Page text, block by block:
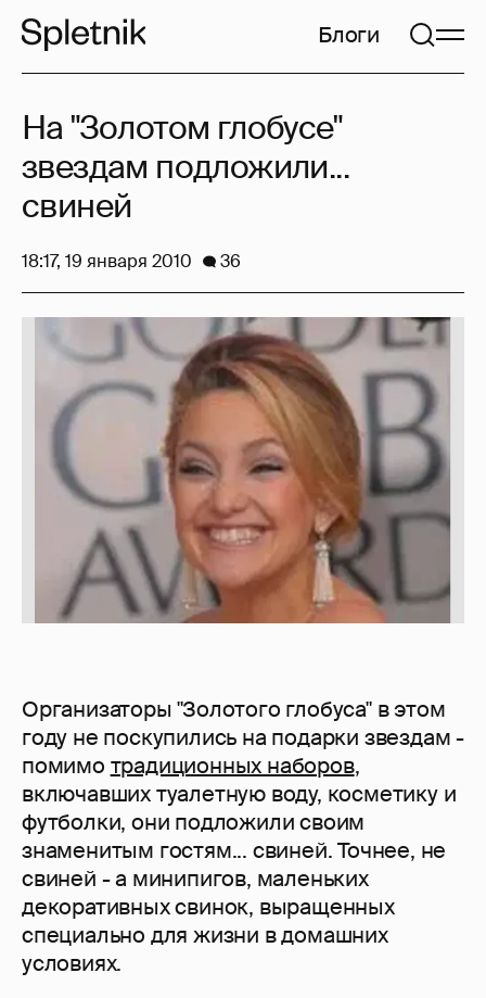
Блоги
Организаторы "Золотого глобуса" в этом
году не поскупились на подарки звездам -
помимо традиционных наборов,
включавших туалетную воду, косметику и
футболки, они подложили своим
знаменитым гостям... свиней. Точнее, не
свиней - а минипигов, маленьких
декоративных свинок, выращенных
специально для жизни в домашних
условиях.
На "Золотом глобусе"
звездам подложили...
свиней
18:17, 19 января 2010 36